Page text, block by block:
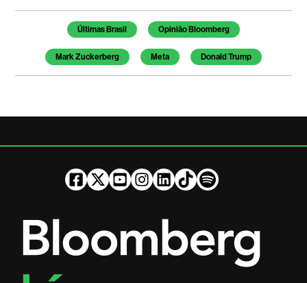
Temas deste artigo
Últimas Brasil Opinião Bloomberg
Mark Zuckerberg Meta Donald Trump